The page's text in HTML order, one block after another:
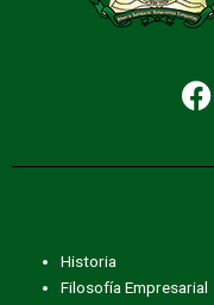
F
a
e
k
Historia
Filosofía Empresarial